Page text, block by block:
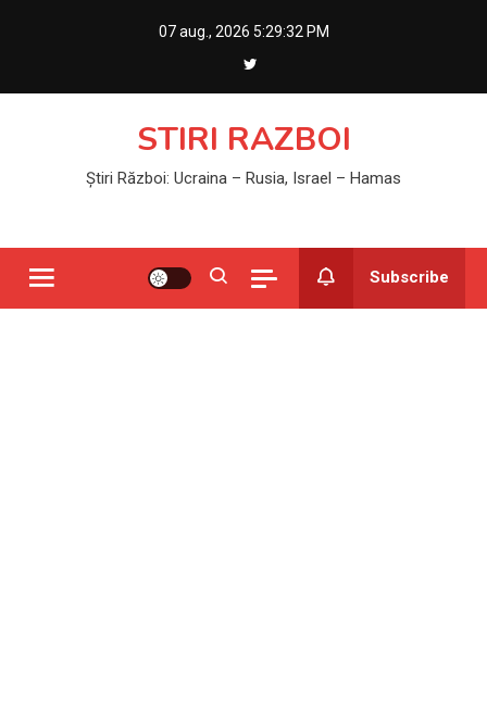
07 aug., 2026 5:29:33 PM
STIRI RAZBOI
Știri Război: Ucraina – Rusia, Israel – Hamas
Subscribe